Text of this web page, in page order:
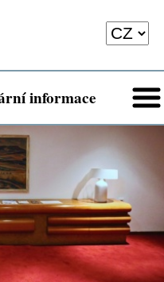
informace